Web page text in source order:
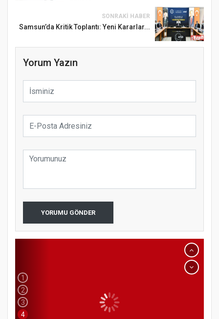
SONRAKI HABER
Samsun’da Kritik Toplantı: Yeni Kararlar...
Yorum Yazın
YORUMU GÖNDER
YENİ PARTİ TERME İLÇE BAŞKANLIĞINDA
ÜYE KATILIM PROGRAMI
1
2
3
4